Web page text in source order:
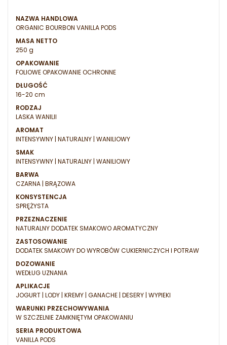
NAZWA HANDLOWA
ORGANIC BOURBON VANILLA PODS
MASA NETTO
250 g
OPAKOWANIE
FOLIOWE OPAKOWANIE OCHRONNE
DŁUGOŚĆ
16-20 cm
RODZAJ
LASKA WANILII
AROMAT
INTENSYWNY | NATURALNY | WANILIOWY
SMAK
INTENSYWNY | NATURALNY | WANILIOWY
BARWA
CZARNA | BRĄZOWA
KONSYSTENCJA
SPRĘŻYSTA
PRZEZNACZENIE
NATURALNY DODATEK SMAKOWO AROMATYCZNY
ZASTOSOWANIE
DODATEK SMAKOWY DO WYROBÓW CUKIERNICZYCH I POTRAW
DOZOWANIE
WEDŁUG UZNANIA
APLIKACJE
JOGURT | LODY | KREMY | GANACHE | DESERY | WYPIEKI
WARUNKI PRZECHOWYWANIA
W SZCZELNIE ZAMKNIĘTYM OPAKOWANIU
SERIA PRODUKTOWA
VANILLA PODS